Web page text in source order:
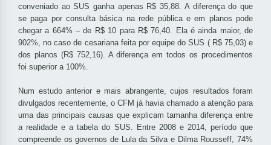
conveniado ao SUS ganha apenas R$ 35,88. A diferença do que
se paga por consulta básica na rede pública e em planos pode
chegar a 664% – de R$ 10 para R$ 76,40. Ela é ainda maior, de
902%, no caso de cesariana feita por equipe do SUS ( R$ 75,03) e
dos planos (R$ 752,16). A diferença em todos os procedimentos
foi superior a 100%.
Num estudo anterior e mais abrangente, cujos resultados foram
divulgados recentemente, o CFM já havia chamado a atenção para
uma das principais causas que explicam tamanha diferença entre
a realidade e a tabela do SUS. Entre 2008 e 2014, período que
compreende os governos de Lula da Silva e Dilma Rousseff, 74%